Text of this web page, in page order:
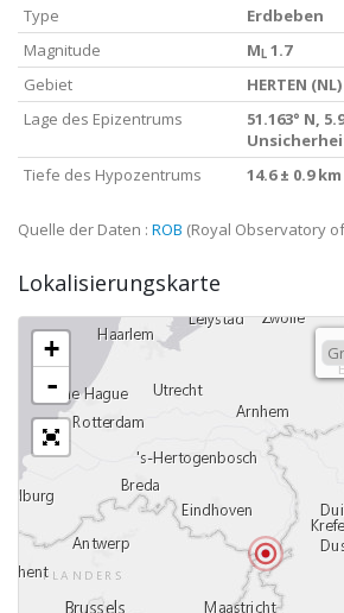
Type
Erdbeben
Magnitude
M L 1.7
Gebiet
HERTEN (NL)
Lage des Epizentrums
51.163° N,
Tiefe des Hypozentrums
14.6 ± 0.9 km
Quelle der Daten : ROB (Royal Observatory
Lokalisierungskarte
+
-